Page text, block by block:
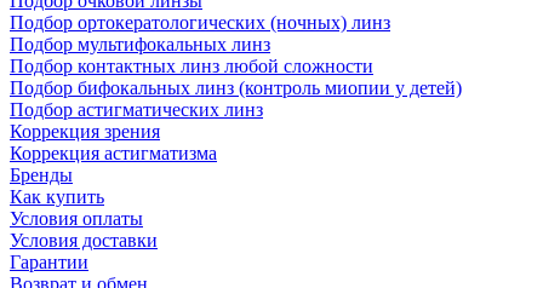
Подбор ортокератологических (ночных) линз
Подбор мультифокальных линз
Подбор контактных линз любой сложности
Подбор бифокальных линз (контроль миопии у детей)
Подбор астигматических линз
Коррекция зрения
Коррекция астигматизма
Бренды
Как купить
Условия оплаты
Условия доставки
Гарантии
Возврат и обмен